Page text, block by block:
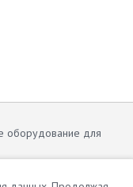
оборудование для